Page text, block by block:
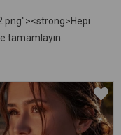
tamamlayın.